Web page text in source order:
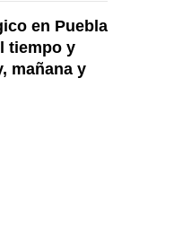
en Puebla
tiempo y
mañana y